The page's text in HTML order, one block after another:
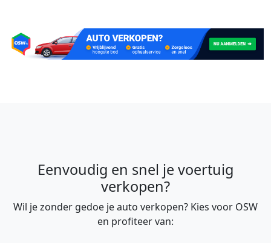
Eenvoudig en snel je voertuig
verkopen?
Wil je zonder gedoe je auto verkopen? Kies voor OSW
en profiteer van: